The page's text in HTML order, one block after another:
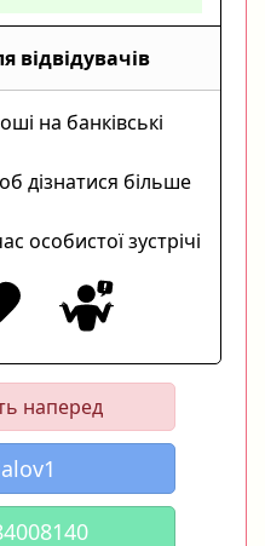
відвідувачів
на банківські
дізнатися більше
особистої зустрічі
наперед